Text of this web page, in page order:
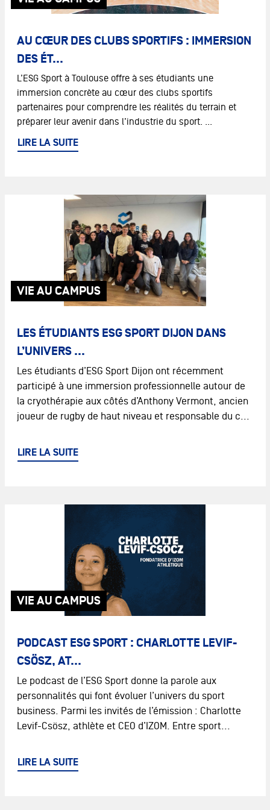
AU CŒUR DES CLUBS SPORTIFS : IMMERSION
DES ÉT...
L’ESG Sport à Toulouse offre à ses étudiants une
immersion concrète au cœur des clubs sportifs
partenaires pour comprendre les réalités du terrain et
préparer leur avenir dans l’industrie du sport. ...
LIRE LA SUITE
VIE AU CAMPUS
LES ÉTUDIANTS ESG SPORT DIJON DANS
L’UNIVERS ...
Les étudiants d’ESG Sport Dijon ont récemment
participé à une immersion professionnelle autour de
la cryothérapie aux côtés d’Anthony Vermont, ancien
joueur de rugby de haut niveau et responsable du c...
LIRE LA SUITE
VIE AU CAMPUS
PODCAST ESG SPORT : CHARLOTTE LEVIF-
CSÖSZ, AT...
Le podcast de l’ESG Sport donne la parole aux
personnalités qui font évoluer l’univers du sport
business. Parmi les invités de l’émission : Charlotte
Levif-Csösz, athlète et CEO d’IZOM. Entre sport...
LIRE LA SUITE